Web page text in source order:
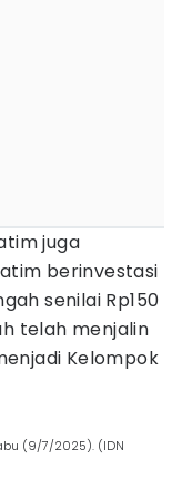
juga
berinvestasi
senilai Rp150
telah menjalin
Kelompok
(9/7/2025). (IDN